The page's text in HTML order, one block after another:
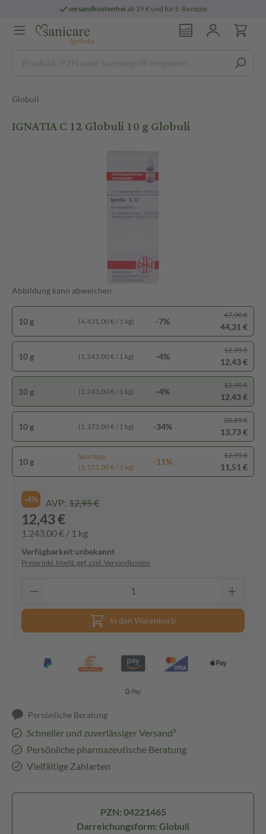
versandkostenfreiab 29 € und für E-Rezepte
Globuli
IGNATIA C 12 Globuli 10 g Globuli
Abbildung kann abweichen
10 g (4.431,00 € / 1 kg) -7%
47,90 €
44,31 €
10 g (1.243,00 € / 1 kg) -4%
12,95 €
12,43 €
10 g (1.243,00 € / 1 kg) -4%
12,95 €
12,43 €
10 g (1.373,00 € / 1 kg) -34%
20,85 €
13,73 €
10 g
Spartipp
(1.151,00 € / 1 kg)
-11%
12,95 €
11,51 €
-4% AVP: 12,95 €
12,43 €
1.243,00 € / 1 kg
Verfügbarkeit unbekannt
Preise inkl. MwSt. ggf. zzgl. Versandkosten
In den Warenkorb
Persönliche Beratung
Schneller und zuverlässiger Versand³
Persönliche pharmazeutische Beratung
Vielfältige Zahlarten
PZN: 04221465
Darreichungsform: Globuli